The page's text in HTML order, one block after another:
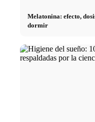
Melatonina: efecto,
dormir